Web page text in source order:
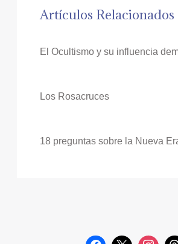
Artículos Relacionados
El Ocultismo y su influencia
Los Rosacruces
18 preguntas sobre la Nueva